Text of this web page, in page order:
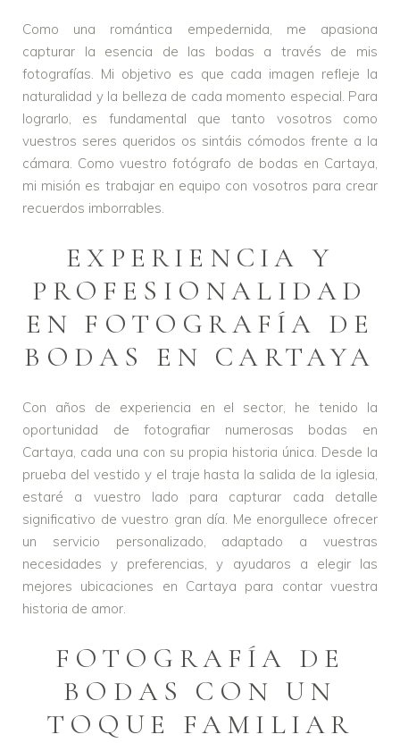
Como una romántica empedernida, me apasiona
capturar la esencia de las bodas a través de mis
fotografías. Mi objetivo es que cada imagen refleje la
naturalidad y la belleza de cada momento especial. Para
lograrlo, es fundamental que tanto vosotros como
vuestros seres queridos os sintáis cómodos frente a la
cámara. Como vuestro fotógrafo de bodas en Cartaya,
mi misión es trabajar en equipo con vosotros para crear
recuerdos imborrables.
EXPERIENCIA Y
PROFESIONALIDAD
EN FOTOGRAFÍA DE
BODAS EN CARTAYA
Con años de experiencia en el sector, he tenido la
oportunidad de fotografiar numerosas bodas en
Cartaya, cada una con su propia historia única. Desde la
prueba del vestido y el traje hasta la salida de la iglesia,
estaré a vuestro lado para capturar cada detalle
significativo de vuestro gran día. Me enorgullece ofrecer
un servicio personalizado, adaptado a vuestras
necesidades y preferencias, y ayudaros a elegir las
mejores ubicaciones en Cartaya para contar vuestra
historia de amor.
FOTOGRAFÍA DE
BODAS CON UN
TOQUE FAMILIAR